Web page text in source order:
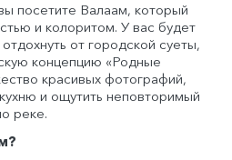
посетите Валаам, который
и колоритом. У вас будет
от городской суеты,
концепцию «Родные
красивых фотографий,
и ощутить неповторимый
реке.
?